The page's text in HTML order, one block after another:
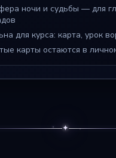
ночи и судьбы — для
для курса: карта, урок
карты остаются в
✦